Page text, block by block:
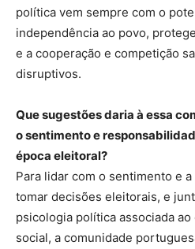
política vem sempre com o
independência ao povo,
e a cooperação e competição
disruptivos.
Que sugestões daria à essa
o sentimento e
época eleitoral?
Para lidar com o sentimento e
tomar decisões eleitorais, e
psicologia política associada
social, a comunidade